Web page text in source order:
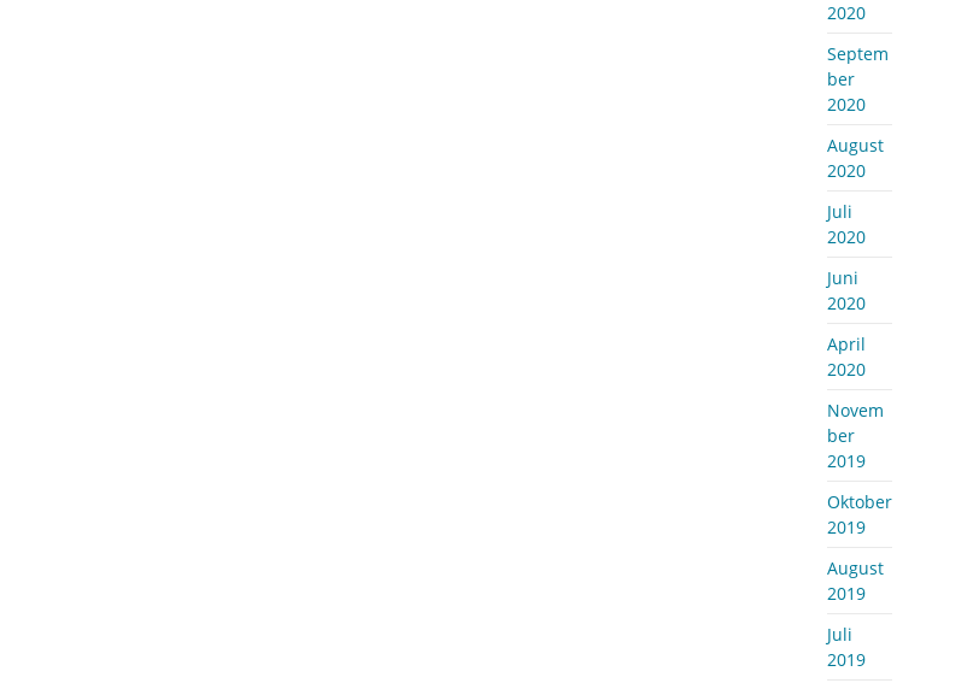
2020
Septem
ber
2020
August
2020
Juli
2020
Juni
2020
April
2020
Novem
ber
2019
Oktober
2019
August
2019
Juli
2019